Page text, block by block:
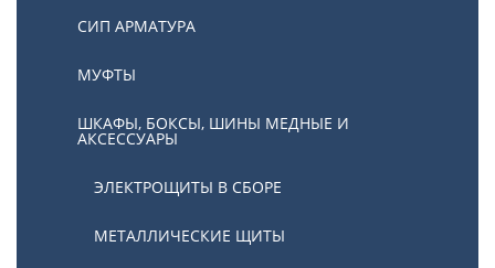
СИП АРМАТУРА
МУФТЫ
ШКАФЫ, БОКСЫ, ШИНЫ МЕДНЫЕ И
АКСЕССУАРЫ
ЭЛЕКТРОЩИТЫ В СБОРЕ
МЕТАЛЛИЧЕСКИЕ ЩИТЫ